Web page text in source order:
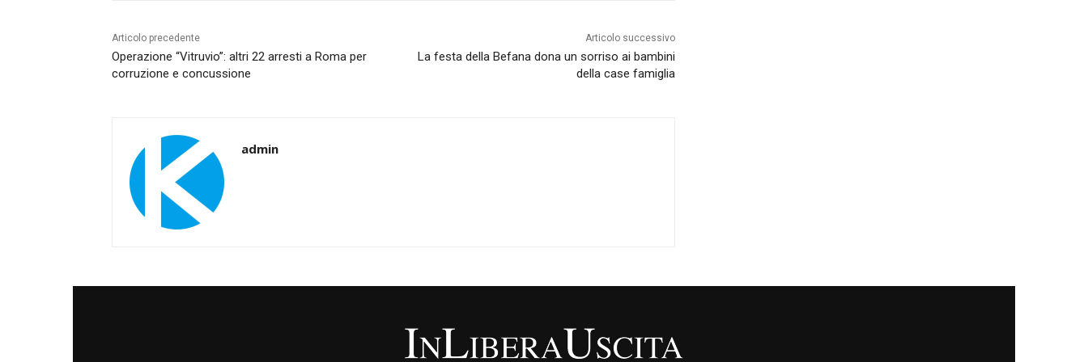
Articolo precedente
Operazione “Vitruvio”: altri 22 arresti a Roma per
corruzione e concussione
Articolo successivo
La festa della Befana dona un sorriso ai bambini
della case famiglia
admin